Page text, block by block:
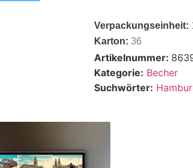
Verpackungseinheit:
Karton:36
Artikelnummer:
Kategorie: Becher
Suchwörter: